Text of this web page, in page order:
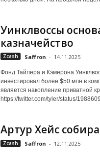
Уинклвоссы
казначейство
Zcash Saffron - 14.11.2025
Фонд Тайлера и Кэмерона
инвестировал более $50 млн в
является накопление приватной
https://twitter.com/tyler/status/
Артур Хейс
Zcash Saffron - 12.11.2025